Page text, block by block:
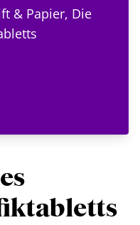
& Papier, Die